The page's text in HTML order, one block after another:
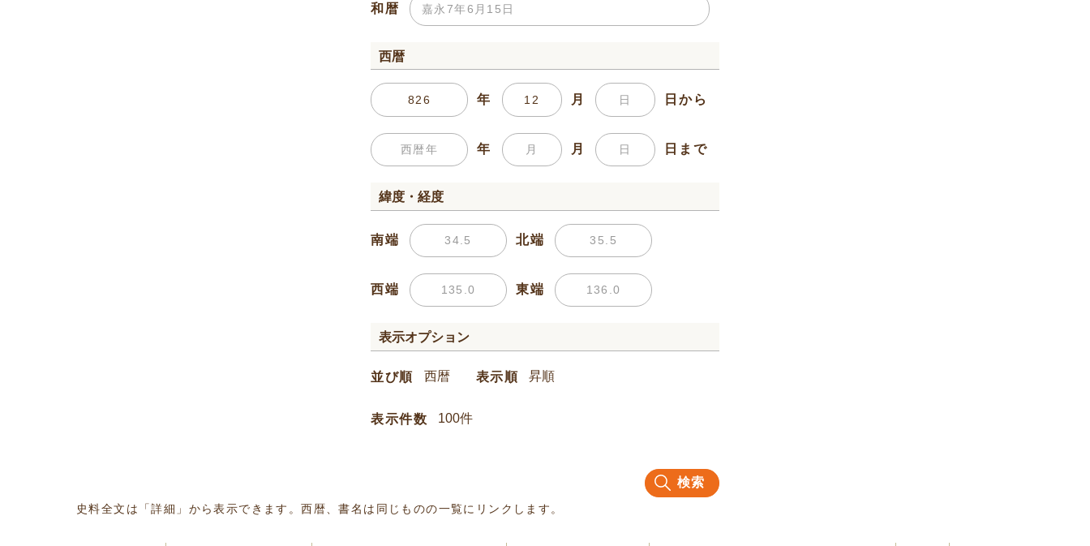
和暦
西暦
年 月 日から
年 月 日まで
緯度・経度
南端 北端
西端 東端
表示オプション
並び順 表示順
表示件数
検索
史料全文は「詳細」から表示できます。西暦、書名は同じものの一覧にリンクします。